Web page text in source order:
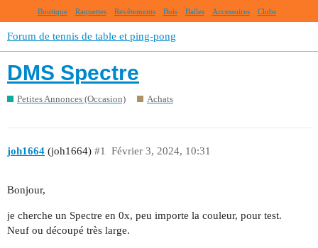
Boutique Raquettes Revêtements Bois Balles Accessoires Clubs
Forum de tennis de table et ping-pong
DMS Spectre
Petites Annonces (Occasion) Achats
joh1664 (joh1664) Février 3, 2024, 10:31
#1
Bonjour,
je cherche un Spectre en 0x, peu importe la couleur, pour test.
Neuf ou découpé très large.